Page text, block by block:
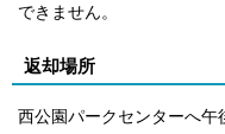
できません。
返却場所
西公園パークセンターへ午